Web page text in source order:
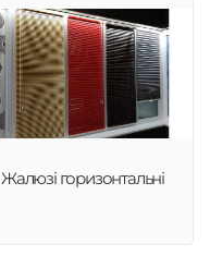
Жалюзі горизонтальні